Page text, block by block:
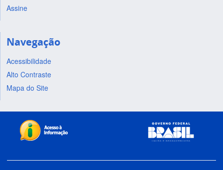
Assine
Navegação
Acessibilidade
Alto Contraste
Mapa do Site